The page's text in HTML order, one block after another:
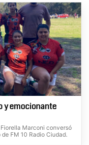
y emocionante
Marconi conversó
FM 10 Radio Ciudad.